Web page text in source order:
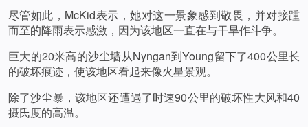
尽管如此，McKid表示，她对这一景象感到敬畏，并对接踵
而至的降雨表示感激，因为该地区一直在与干旱作斗争。
巨大的20米高的沙尘墙从Nyngan到Young留下了400公里长
的破坏痕迹，使该地区看起来像火星景观。
除了沙尘暴，该地区还遭遇了时速90公里的破坏性大风和40
摄氏度的高温。